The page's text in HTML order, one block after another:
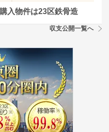
入物件は23区鉄骨造
収支公開一覧へ